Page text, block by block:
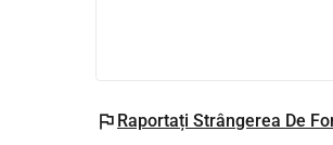
flag Raportați Strângerea De